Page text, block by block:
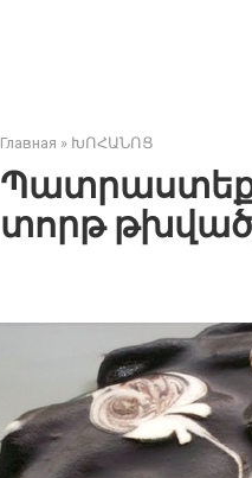
Главная » ԽՈՀԱՆՈՑ
Պատրաստեք
տորթ